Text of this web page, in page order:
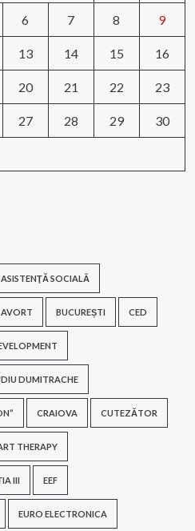
6 7 8 9
13 14 15 16
20 21 22 23
27 28 29 30
ASISTENŢĂ SOCIALĂ
AVORT BUCUREȘTI CED
DUMITRACHE
CRAIOVA CUTEZĂTOR
THERAPY
III EEF
EURO ELECTRONICA